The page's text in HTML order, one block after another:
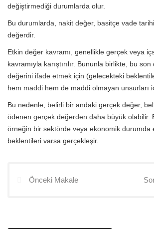
değiştirmediği durumlarda olur.
Bu durumlarda, nakit değer, basitçe vade
değerdir.
Etkin değer kavramı, genellikle gerçek veya
kavramıyla karıştırılır. Bununla birlikte, bu
değerini ifade etmek için (gelecekteki
hem maddi hem de maddi olmayan unsurları
Bu nedenle, belirli bir andaki gerçek değer,
ödenen gerçek değerden daha büyük olabilir.
örneğin bir sektörde veya ekonomik durumda
beklentileri varsa gerçekleşir.
Önceki Makale